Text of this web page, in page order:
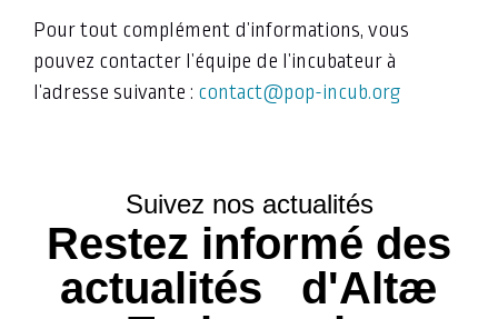
Pour tout complément d’informations, vous
pouvez contacter l’équipe de l’incubateur à
l’adresse suivante : contact@pop-incub.org
Suivez nos actualités
Restez informé des
actualités d'Altæ